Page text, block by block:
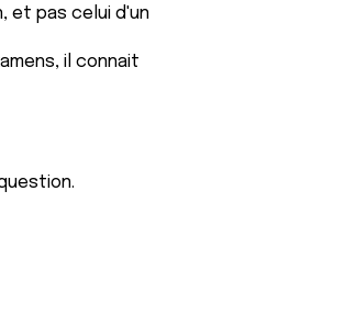
et pas celui d'un
il connait